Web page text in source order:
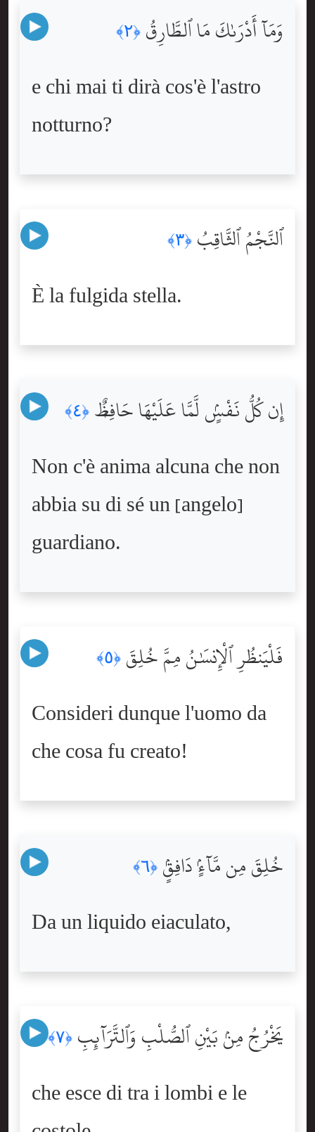
وَمَآ أَدْرَىٰكَ مَا ٱلطَّارِقُ ﴿٢﴾
e chi mai ti dirà cos'è l'astro
notturno?
ٱلنَّجْمُ ٱلثَّاقِبُ ﴿٣﴾
È la fulgida stella.
إِن كُلُّ نَفْسٍۢ لَّمَّا عَلَيْهَا حَافِظٌۭ ﴿٤﴾
Non c'è anima alcuna che non
abbia su di sé un [angelo]
guardiano.
فَلْيَنظُرِ ٱلْإِنسَٰنُ مِمَّ خُلِقَ ﴿٥﴾
Consideri dunque l'uomo da
che cosa fu creato!
خُلِقَ مِن مَّآءٍۢ دَافِقٍۢ ﴿٦﴾
Da un liquido eiaculato,
يَخْرُجُ مِنۢ بَيْنِ ٱلصُّلْبِ وَٱلتَّرَآئِبِ ﴿٧﴾
che esce di tra i lombi e le